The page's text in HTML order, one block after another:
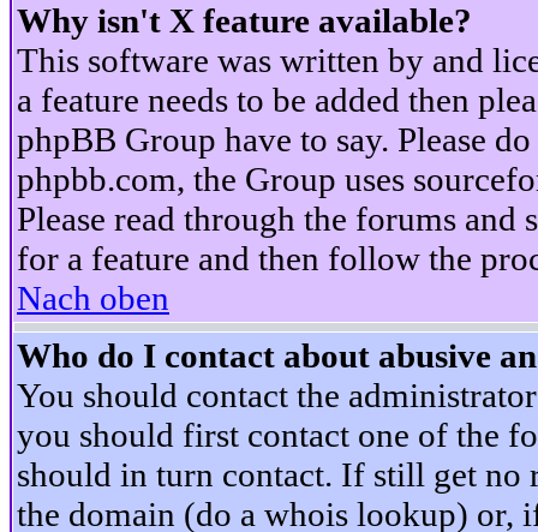
Why isn't X feature available?
This software was written by and
a feature needs to be added then
phpBB Group have to say. Please
phpbb.com, the Group uses
Please read through the forums
for a feature and then follow the
Nach oben
Who do I contact about abusive
You should contact the
you should first contact one of the
should in turn contact. If still get no
the domain (do a whois lookup) or,